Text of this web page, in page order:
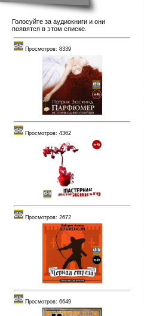
Голосуйте за аудиокниги и они
появятся в этом списке.
Просмотров: 8339
Просмотров: 4362
Просмотров: 2672
Просмотров: 6649